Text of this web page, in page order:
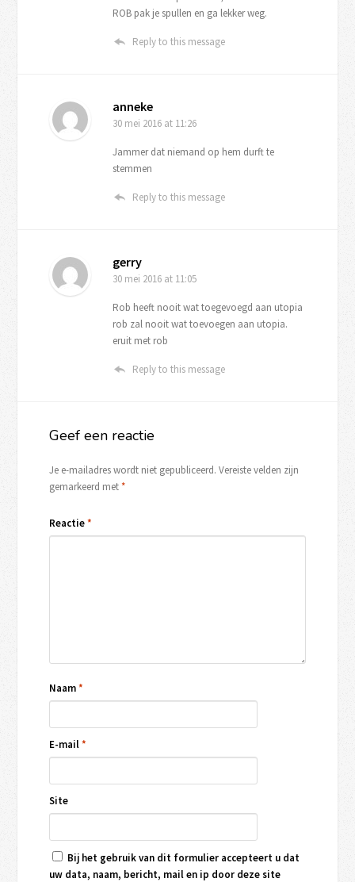
ROB pak je spullen en ga lekker weg.
Reply to this message
anneke
30 mei 2016 at 11:26
Jammer dat niemand op hem durft te
stemmen
Reply to this message
gerry
30 mei 2016 at 11:05
Rob heeft nooit wat toegevoegd aan utopia
rob zal nooit wat toevoegen aan utopia.
eruit met rob
Reply to this message
Geef een reactie
Je e-mailadres wordt niet gepubliceerd. Vereiste velden zijn
gemarkeerd met*
Reactie*
Naam*
E-mail*
Site
Bij het gebruik van dit formulier accepteert u dat
uw data, naam, bericht, mail en ip door deze site